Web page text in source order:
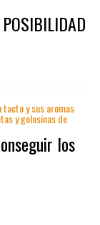
tacto y sus aromas
y golosinas de
los